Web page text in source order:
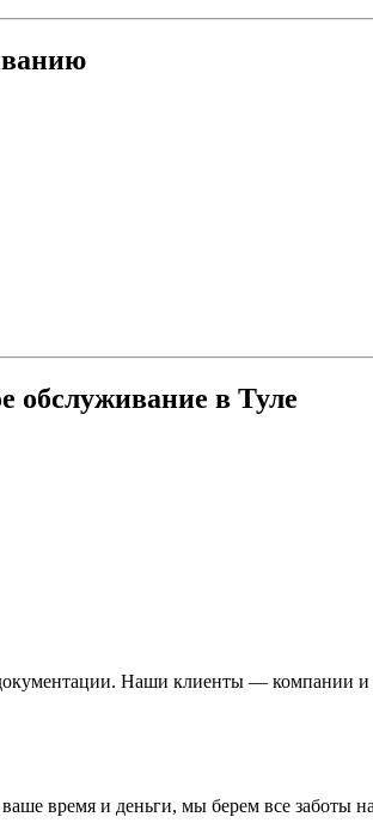
обслуживание в Туле
Наши клиенты — компании и
время и деньги, мы берем все заботы на